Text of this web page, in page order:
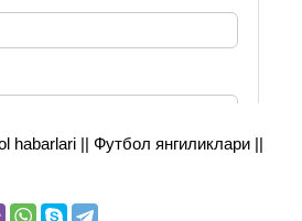
habarlari || Футбол янгиликлари ||